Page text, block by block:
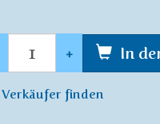
+ In
Verkäufer finden